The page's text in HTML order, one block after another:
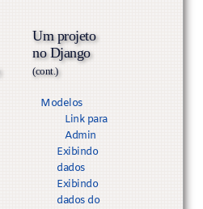
Um projeto
no Django
(cont.)
Modelos
Link para
Admin
Exibindo
dados
Exibindo
dados do